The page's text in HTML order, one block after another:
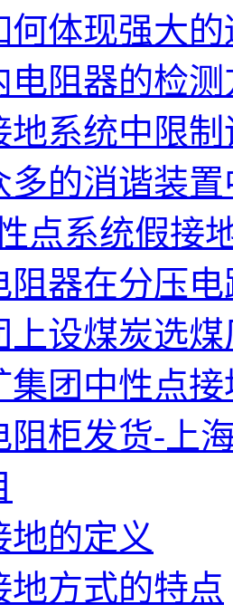
何体现强大
电阻器的检
地系统中限
多的消谐装
点系统假接
阻器在分压
上设煤炭选
集团中性点
阻柜发货-上
地的定义
地方式的特点